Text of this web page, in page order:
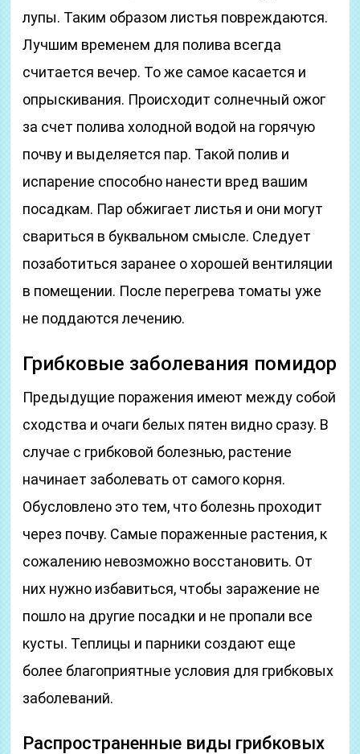
лупы. Таким образом листья повреждаются.
Лучшим временем для полива всегда
считается вечер. То же самое касается и
опрыскивания. Происходит солнечный ожог
за счет полива холодной водой на горячую
почву и выделяется пар. Такой полив и
испарение способно нанести вред вашим
посадкам. Пар обжигает листья и они могут
свариться в буквальном смысле. Следует
позаботиться заранее о хорошей вентиляции
в помещении. После перегрева томаты уже
не поддаются лечению.
Грибковые заболевания помидор
Предыдущие поражения имеют между собой
сходства и очаги белых пятен видно сразу. В
случае с грибковой болезнью, растение
начинает заболевать от самого корня.
Обусловлено это тем, что болезнь проходит
через почву. Самые пораженные растения, к
сожалению невозможно восстановить. От
них нужно избавиться, чтобы заражение не
пошло на другие посадки и не пропали все
кусты. Теплицы и парники создают еще
более благоприятные условия для грибковых
заболеваний.
Распространенные виды грибковых